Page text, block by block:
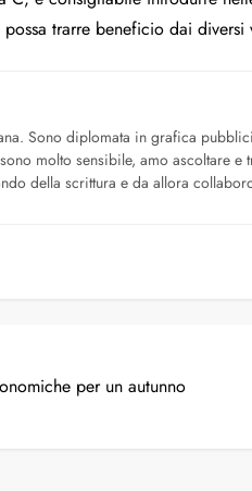
trarre beneficio dai diversi
Sono diplomata in grafica
molto sensibile, amo ascoltare
della scrittura e da allora
per un autunno